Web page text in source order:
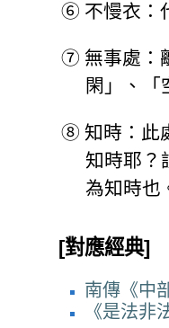
⑥ 不慢衣：
⑦ 無事處：
閑」、「
⑧ 知時：此
知時耶？
為知時也
[對應經典]
南傳《中
《是法非